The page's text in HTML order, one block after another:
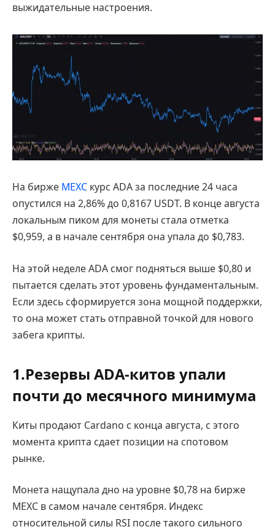
выжидательные настроения.
На бирже MEXC курс ADA за последние 24 часа
опустился на 2,86% до 0,8167 USDT. В конце августа
локальным пиком для монеты стала отметка
$0,959, а в начале сентября она упала до $0,783.
На этой неделе ADA смог подняться выше $0,80 и
пытается сделать этот уровень фундаментальным.
Если здесь сформируется зона мощной поддержки,
то она может стать отправной точкой для нового
забега крипты.
1.Резервы ADA-китов упали
почти до месячного минимума
Киты продают Cardano с конца августа, с этого
момента крипта сдает позиции на спотовом
рынке.
Монета нащупала дно на уровне $0,78 на бирже
MEXC в самом начале сентября. Индекс
относительной силы RSI после такого сильного